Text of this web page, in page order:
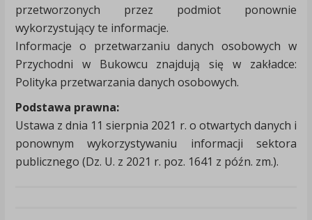
przetworzonych przez podmiot ponownie
wykorzystujący te informacje.
Informacje o przetwarzaniu danych osobowych w
Przychodni w Bukowcu znajdują się w zakładce:
Polityka przetwarzania danych osobowych.
Podstawa prawna:
Ustawa z dnia 11 sierpnia 2021 r. o otwartych danych i
ponownym wykorzystywaniu informacji sektora
publicznego (Dz. U. z 2021 r. poz. 1641 z późn. zm.).